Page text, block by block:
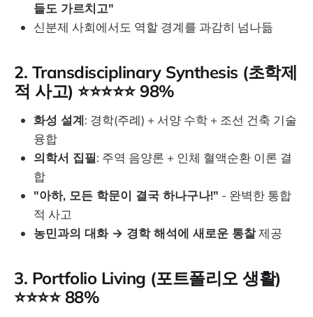
들도 가르치고"
신분제 사회에서도 역할 경계를 과감히 넘나듦
2. Transdisciplinary Synthesis (초학제
적 사고) ⭐⭐⭐⭐⭐ 98%
화성 설계: 경학(주례) + 서양 수학 + 조선 건축 기술
융합
의학서 집필: 주역 음양론 + 인체 혈액순환 이론 결
합
"아하, 모든 학문이 결국 하나구나!" - 완벽한 통합
적 사고
농민과의 대화 → 경학 해석에 새로운 통찰제공
3. Portfolio Living (포트폴리오 생활)
⭐⭐⭐⭐ 88%